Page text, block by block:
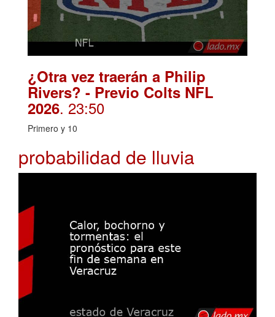
¿Otra vez traerán a Philip
Rivers? - Previo Colts NFL
2026. 23:50
Primero y 10
probabilidad de lluvia